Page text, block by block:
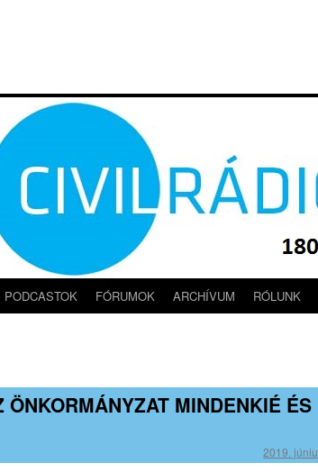
PODCASTOK FÓRUMOK ARCHÍVUM RÓLUNK
ÖNKORMÁNYZAT MINDENKIÉ ÉS
2019.